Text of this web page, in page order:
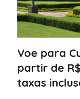
Voe para
partir de
taxas